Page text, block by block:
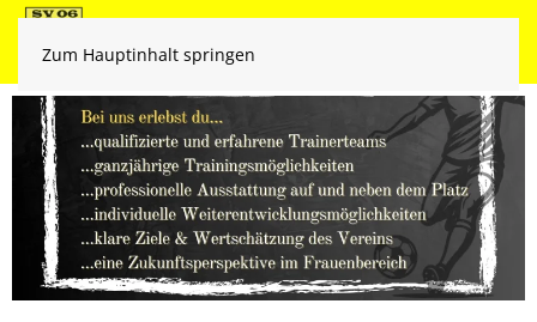
Zum Hauptinhalt springen